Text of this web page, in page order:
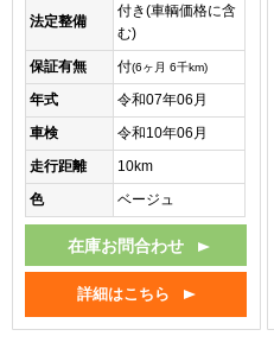
法定整備
付き(車輌価格に含
む)
保証有無
付(6ヶ月 6千km)
年式
令和07年06月
車検
令和10年06月
走行距離
10km
色
ベージュ
在庫お問合わせ
詳細はこちら